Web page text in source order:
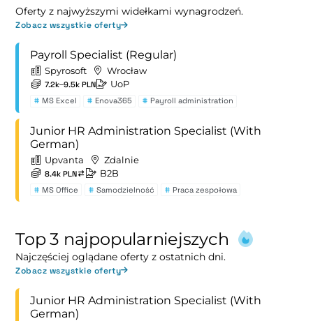
Oferty z najwyższymi widełkami wynagrodzeń.
Zobacz wszystkie oferty
Payroll Specialist (Regular)
Spyrosoft Wrocław
7.2k–9.5k PLN UoP
# MS Excel # Enova365 # Payroll administration
Junior HR Administration Specialist (With
German)
Upvanta Zdalnie
8.4k PLN B2B
# MS Office # Samodzielność # Praca zespołowa
Top 3 najpopularniejszych
Najczęściej oglądane oferty z ostatnich dni.
Zobacz wszystkie oferty
Junior HR Administration Specialist (With
German)